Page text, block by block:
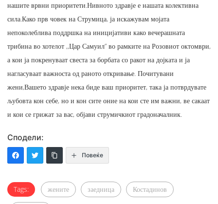
нашите врвни приоритети.Нивното здравје е нашата колективна
сила.Како прв човек на Струмица, ја искажувам мојата
непоколеблива поддршка на иницијативи како вечерашната
трибина во хотелот ,,Цар Самуил” во рамките на Розовиот октомври,
а кои ја покренуваат свеста за борбата со ракот на дојката и ја
нагласуваат важноста од раното откривање. Почитувани
жени,Вашето здравје нека биде ваш приоритет, така ја потврдувате
љубовта кон себе, но и кон сите оние на кои сте им важни, ве сакаат
и кои се грижат за вас, објави струмичкиот градоначалник.
Сподели:
Повеќе
Tags: жените заедница Костадинов